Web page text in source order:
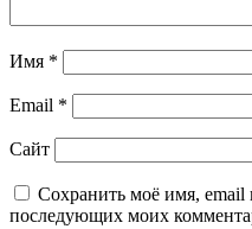
Имя *
Email *
Сайт
Сохранить моё имя, email
последующих моих